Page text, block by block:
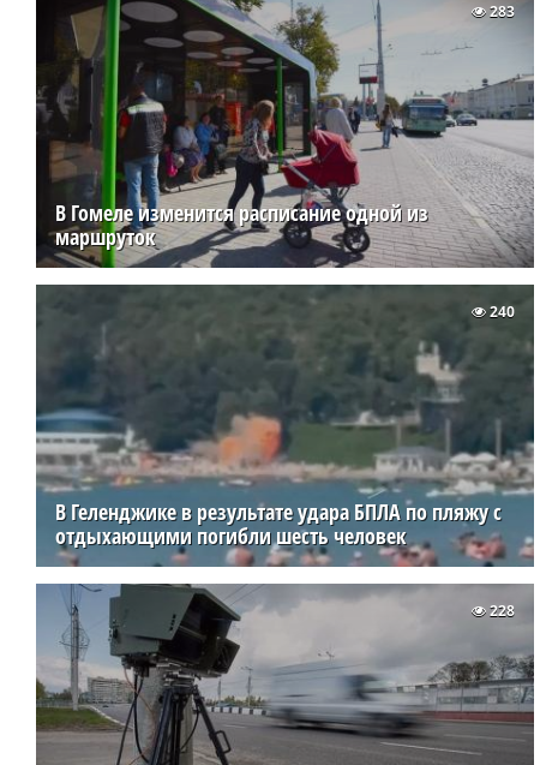
В Гомеле изменится расписание одной из
маршруток
283
В Геленджике в результате удара БПЛА по пляжу с
отдыхающими погибли шесть человек
240
228